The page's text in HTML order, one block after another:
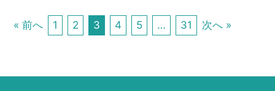
« 前へ 1 2 3 4 5 … 31 次へ »